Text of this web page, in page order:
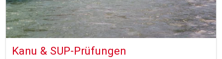
Kanu & SUP-Prüfungen